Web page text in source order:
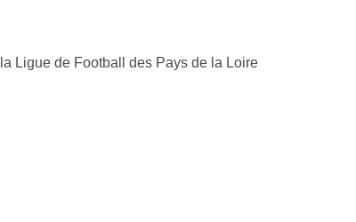
Ligue de Football des Pays de la Loire